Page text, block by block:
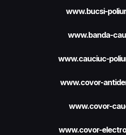
www.bucsi-
www.banda-
www.cauciuc-
www.covor-
www.covor-
www.covor-